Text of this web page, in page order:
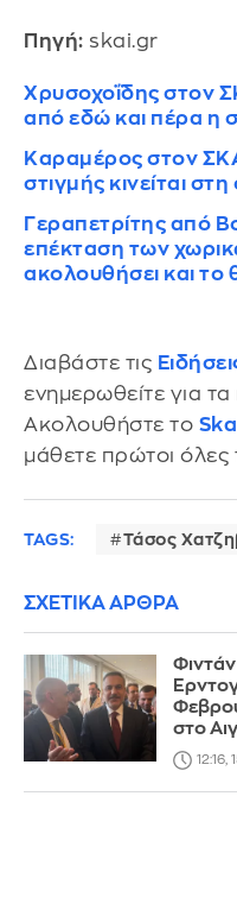
Πηγή: skai.gr
Χρυσοχοΐδης στον
από εδώ και πέρα η
Καραμέρος στον
στιγμής κινείται
Γεραπετρίτης από
επέκταση των
ακολουθήσει και το
Διαβάστε τις
ενημερωθείτε για
Ακολουθήστε το
μάθετε πρώτοι όλες
TAGS: Τάσος
ΣΧΕΤΙΚΑ ΑΡΘΡΑ
στο
12:16,